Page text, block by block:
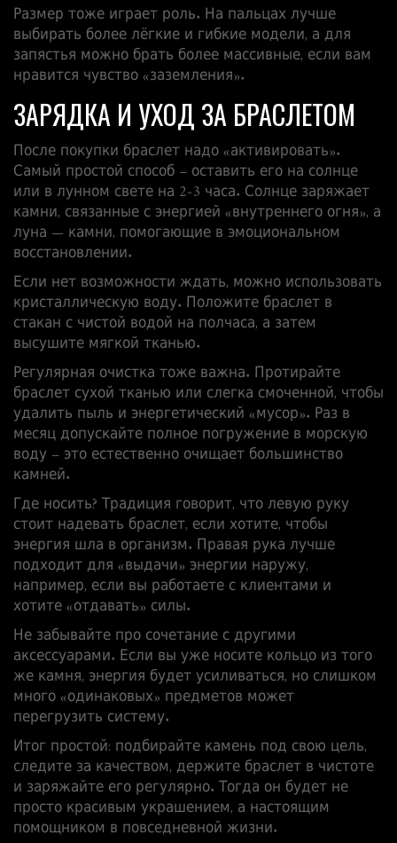
Размер тоже играет роль. На пальцах лучше
выбирать более лёгкие и гибкие модели, а для
запястья можно брать более массивные, если вам
нравится чувство «заземления».
ЗАРЯДКА И УХОД ЗА БРАСЛЕТОМ
После покупки браслет надо «активировать».
Самый простой способ – оставить его на солнце
или в лунном свете на 2‑3 часа. Солнце заряжает
камни, связанные с энергией «внутреннего огня», а
луна — камни, помогающие в эмоциональном
восстановлении.
Если нет возможности ждать, можно использовать
кристаллическую воду. Положите браслет в
стакан с чистой водой на полчаса, а затем
высушите мягкой тканью.
Регулярная очистка тоже важна. Протирайте
браслет сухой тканью или слегка смоченной, чтобы
удалить пыль и энергетический «мусор». Раз в
месяц допускайте полное погружение в морскую
воду – это естественно очищает большинство
камней.
Где носить? Традиция говорит, что левую руку
стоит надевать браслет, если хотите, чтобы
энергия шла в организм. Правая рука лучше
подходит для «выдачи» энергии наружу,
например, если вы работаете с клиентами и
хотите «отдавать» силы.
Не забывайте про сочетание с другими
аксессуарами. Если вы уже носите кольцо из того
же камня, энергия будет усиливаться, но слишком
много «одинаковых» предметов может
перегрузить систему.
Итог простой: подбирайте камень под свою цель,
следите за качеством, держите браслет в чистоте
и заряжайте его регулярно. Тогда он будет не
просто красивым украшением, а настоящим
помощником в повседневной жизни.